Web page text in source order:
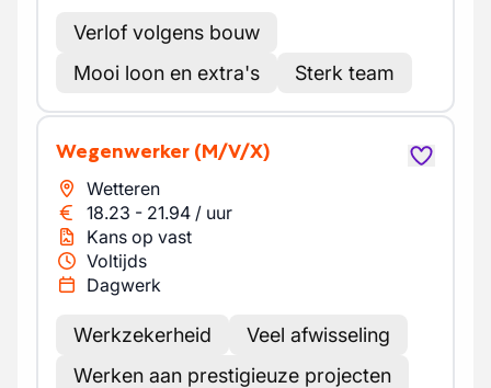
Verlof volgens bouw
Mooi loon en extra's
Sterk team
Wegenwerker (M/V/X)
Wetteren
18.23 - 21.94 / uur
Kans op vast
Voltijds
Dagwerk
Werkzekerheid
Veel afwisseling
Werken aan prestigieuze projecten